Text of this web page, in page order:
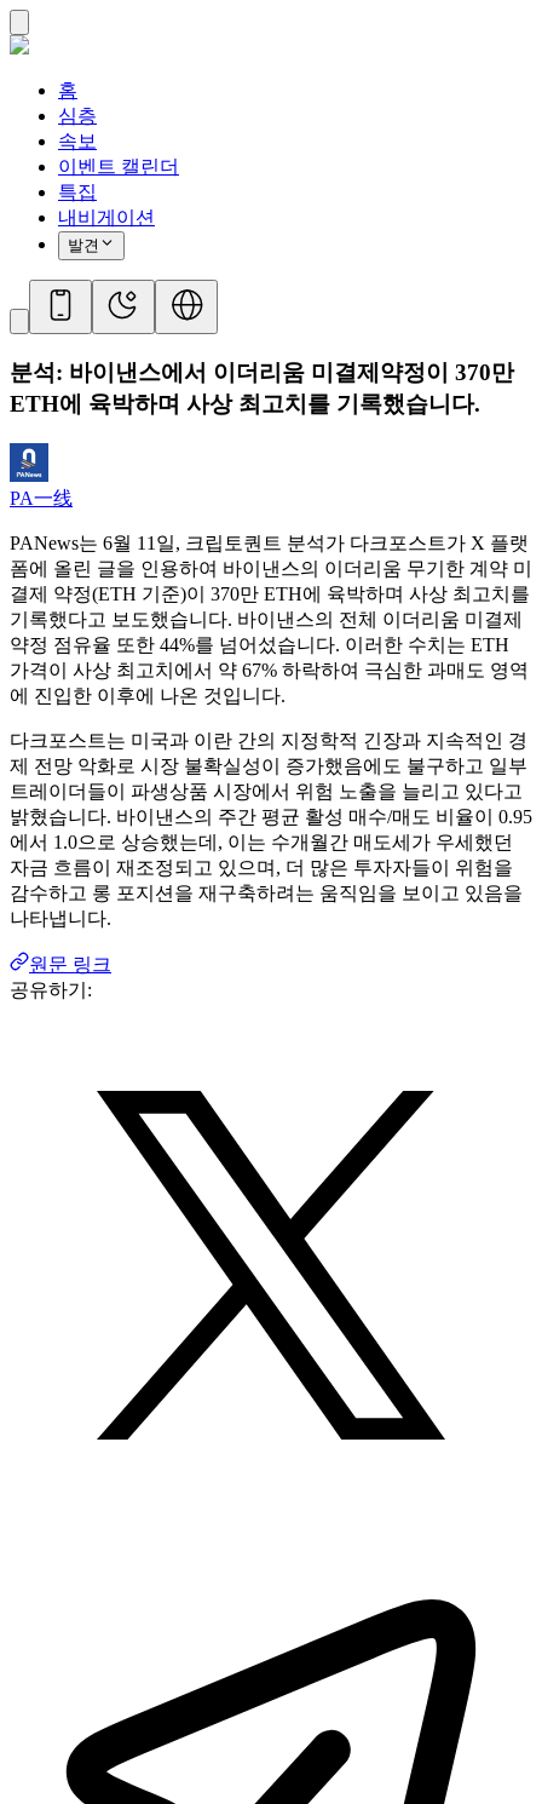
홈
심층
속보
이벤트 캘린더
특집
내비게이션
발견
분석: 바이낸스에서 이더리움 미결제약정이 370만
ETH에 육박하며 사상 최고치를 기록했습니다.
PA一线
PANews는 6월 11일, 크립토퀀트 분석가 다크포스트가 X 플랫
폼에 올린 글을 인용하여 바이낸스의 이더리움 무기한 계약 미
결제 약정(ETH 기준)이 370만 ETH에 육박하며 사상 최고치를
기록했다고 보도했습니다. 바이낸스의 전체 이더리움 미결제
약정 점유율 또한 44%를 넘어섰습니다. 이러한 수치는 ETH
가격이 사상 최고치에서 약 67% 하락하여 극심한 과매도 영역
에 진입한 이후에 나온 것입니다.
다크포스트는 미국과 이란 간의 지정학적 긴장과 지속적인 경
제 전망 악화로 시장 불확실성이 증가했음에도 불구하고 일부
트레이더들이 파생상품 시장에서 위험 노출을 늘리고 있다고
밝혔습니다. 바이낸스의 주간 평균 활성 매수/매도 비율이 0.95
에서 1.0으로 상승했는데, 이는 수개월간 매도세가 우세했던
자금 흐름이 재조정되고 있으며, 더 많은 투자자들이 위험을
감수하고 롱 포지션을 재구축하려는 움직임을 보이고 있음을
나타냅니다.
원문 링크
공유하기: